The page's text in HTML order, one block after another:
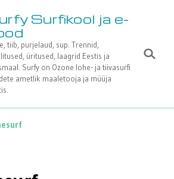
Surfikool ja e-
tiib, purjelaud, sup. Trennid,
üritused, laagrid Eestis ja
Surfy on Ozone lohe- ja tiivasurfi
ametlik maaletooja ja müüja